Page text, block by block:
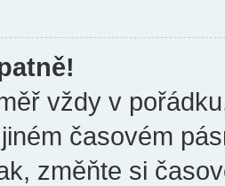
vždy v
časovém
změňte si